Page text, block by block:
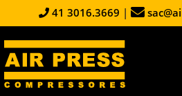
41 3016.3669 |